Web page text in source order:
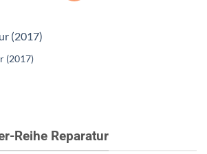
(2017)
Reihe Reparatur